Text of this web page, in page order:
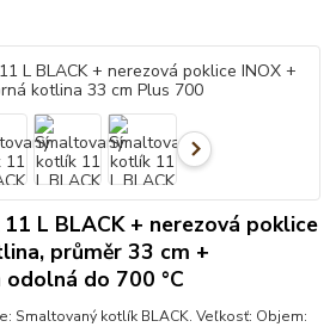
L BLACK + nerezová poklice
průměr 33 cm +
do 700 °C
Smaltovaný kotlík BLACK. Veľkosť: Objem: